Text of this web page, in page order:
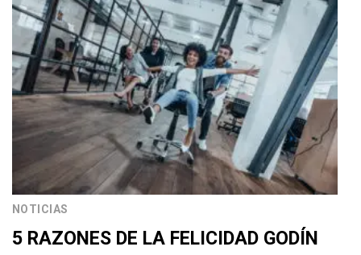
NOTICIAS
5 RAZONES DE LA FELICIDAD GODÍN